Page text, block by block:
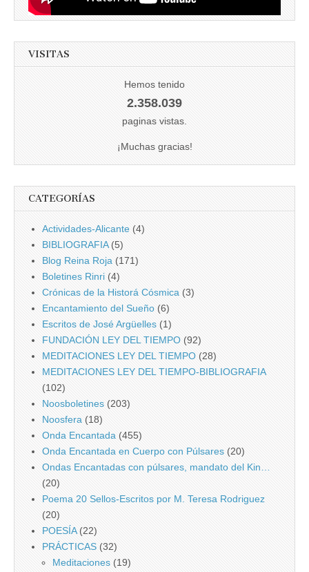
VISITAS
Hemos tenido
2.358.039
paginas vistas.
¡Muchas gracias!
CATEGORÍAS
Actividades-Alicante (4)
BIBLIOGRAFIA(5)
Blog Reina Roja (171)
Boletines Rinri (4)
Crónicas de la Historá Cósmica (3)
Encantamiento del Sueño (6)
Escritos de José Argüelles (1)
FUNDACIÓN LEY DEL TIEMPO (92)
MEDITACIONES LEY DEL TIEMPO (28)
MEDITACIONES LEY DEL TIEMPO-BIBLIOGRAFIA
(102)
Noosboletines (203)
Noosfera (18)
Onda Encantada (455)
Onda Encantada en Cuerpo con Púlsares (20)
Ondas Encantadas con púlsares, mandato del Kin…
(20)
Poema 20 Sellos-Escritos por M. Teresa Rodriguez
(20)
POESÍA(22)
PRÁCTICAS (32)
Meditaciones (19)